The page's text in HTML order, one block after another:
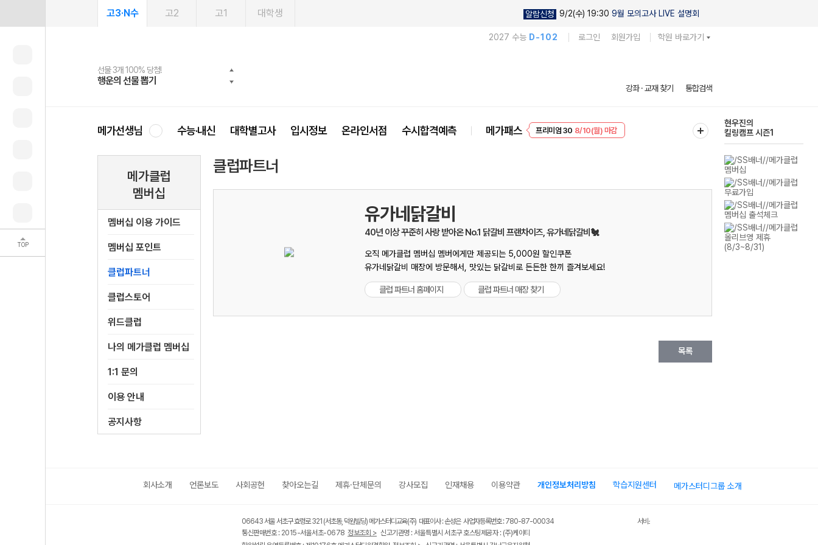
TOP
고3·N수 고2 고1 대학생 알람신청 9/2(수) 19:30 9월 모의고사 LIVE 설명회
2027 수능 D-102 로그인 회원가입 학원 바로가기
선물 3개 100% 당첨!
행운의 선물 뽑기
선물 100% 증정!
메가스터디 X 올리브
여름방학 스터디 캐시백
메가런 썸머스쿨
2027 러셀 단과
강사 공개선발
스마트러닝앱
설문 EVENT
메가패스
3일 무료 체험권
메가패스 수강생 무료혜택!
메가클럽 멤버십
사회공헌 캠페인
희망이룸 메가나눔
강좌 · 교재 찾기 통합검색
메가선생님 수능·내신 대학별고사 입시정보 온라인서점 수시합격예측 메가패스
프리미엄 30 8/10(월) 마감
다채로운 난도
실전 모의고사
메가클럽
멤버십
멤버십 이용 가이드
멤버십 포인트
클럽파트너
클럽스토어
위드클럽
나의 메가클럽 멤버십
1:1 문의
이용 안내
공지사항
클럽파트너
유가네닭갈비
40년 이상 꾸준히 사랑 받아온 No.1 닭갈비 프랜차이즈, 유가네닭갈비🐔
오직 메가클럽 멤버십 멤버에게만 제공되는 5,000원 할인쿠폰
유가네닭갈비 매장에 방문해서, 맛있는 닭갈비로 든든한 한끼 즐겨보세요!
클럽 파트너 홈페이지 클럽 파트너 매장 찾기
목록
회사소개 언론보도 사회공헌 찾아오는길 제휴·단체문의 강사모집 인재채용 이용약관 개인정보처리방침 학습지원센터 메가스터디그룹 소개
06643 서울 서초구 효령로 321 (서초동, 덕원빌딩) 메가스터디교육(주) 대표이사 : 손성은 사업자등록번호 : 780-87-00034
통신판매번호 : 2015-서울서초-0678 정보조회 > 신고기관명 : 서울특별시 서초구 호스팅제공자 : (주)케이티
서비스 가입사실 확인